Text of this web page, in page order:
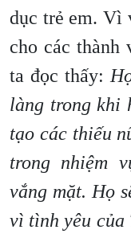
dục trẻ em. Vì
cho các thành
ta đọc thấy:
làng trong khi
tạo các thiếu
trong nhiệm
vắng mặt. Họ
vì tình yêu của